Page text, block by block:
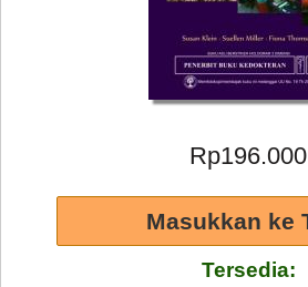
Rp196.000
Tersedia: